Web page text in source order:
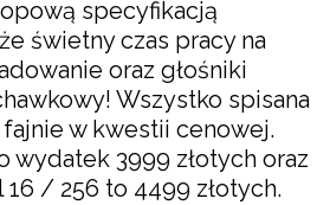
specyfikacją
świetny czas pracy na
oraz głośniki
Wszystko spisana
w kwestii cenowej.
wydatek 3999 złotych oraz
/ 256 to 4499 złotych.